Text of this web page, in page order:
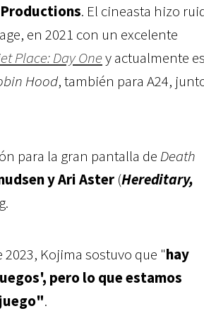
. El cineasta hizo
en 2021 con un excelente
Place: Day Oney actualmente
Hood, también para A24,
para la gran pantalla de Death
y Ari Aster (Hereditary,
Kojima sostuvo que "hay
pero lo que estamos
.